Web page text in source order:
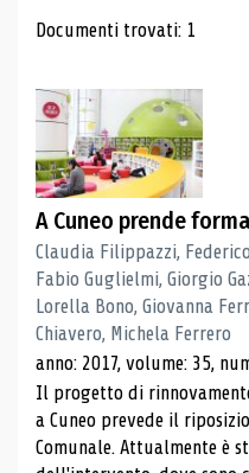
Risultati di
Documenti trovati: 1
A Cuneo prende
Claudia Filippazzi,
Fabio Guglielmi, Giorgio
Lorella Bono, Giovanna
Chiavero, Michela Ferrero
anno: 2017, volume: 35,
Il progetto di
a Cuneo prevede il
Comunale. Attualmente è